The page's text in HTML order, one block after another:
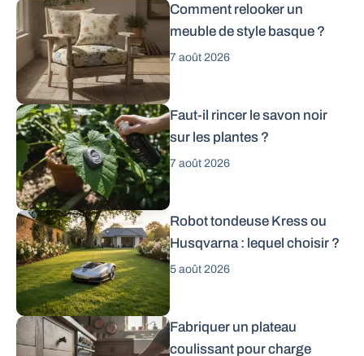
Comment relooker un
meuble de style basque ?
7 août 2026
Faut-il rincer le savon noir
sur les plantes ?
7 août 2026
Robot tondeuse Kress ou
Husqvarna : lequel choisir ?
5 août 2026
Fabriquer un plateau
coulissant pour charge